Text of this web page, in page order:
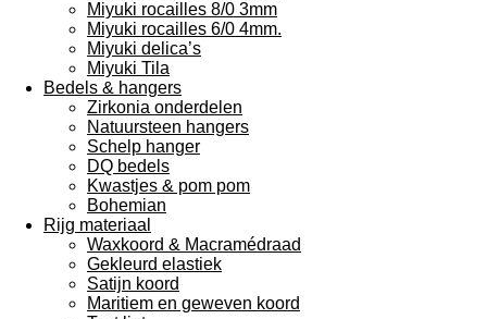
Miyuki rocailles 8/0 3mm
Miyuki rocailles 6/0 4mm.
Miyuki delica’s
Miyuki Tila
Bedels & hangers
Zirkonia onderdelen
Natuursteen hangers
Schelp hanger
DQ bedels
Kwastjes & pom pom
Bohemian
Rijg materiaal
Waxkoord & Macramédraad
Gekleurd elastiek
Satijn koord
Maritiem en geweven koord